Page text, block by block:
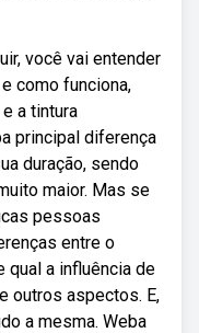
você vai entender
como funciona,
a tintura
principal diferença
duração, sendo
maior. Mas se
pessoas
entre o
qual a influência de
outros aspectos. E,
a mesma. Weba